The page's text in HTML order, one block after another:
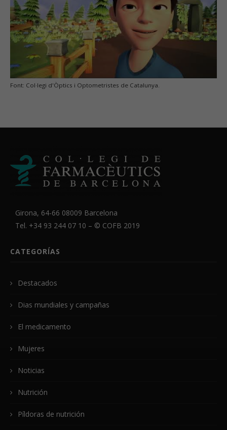
Font: Col·legi d'Òptics i Optometristes de Catalunya.
Girona, 64-66 08009 Barcelona
Tel. +34 93 244 07 10 – © COFB 2019
CATEGORÍAS
Destacados
Dias mundiales y campañas
El medicamento
Mujeres
Noticias
Nutrición
Píldoras de nutrición